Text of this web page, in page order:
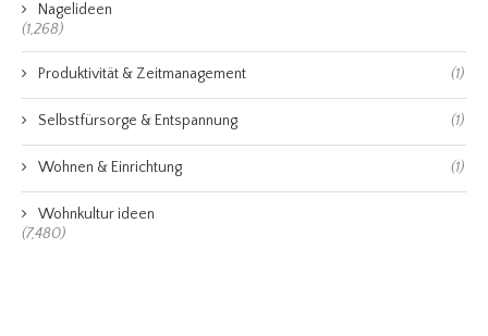
Nagelideen
(1,268)
Produktivität & Zeitmanagement (1)
Selbstfürsorge & Entspannung (1)
Wohnen & Einrichtung (1)
Wohnkultur ideen
(7,480)